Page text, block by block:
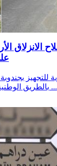
للتجهيز
بالطريق الوطنية 17 الرابطة بين جندوبة وطبر ...